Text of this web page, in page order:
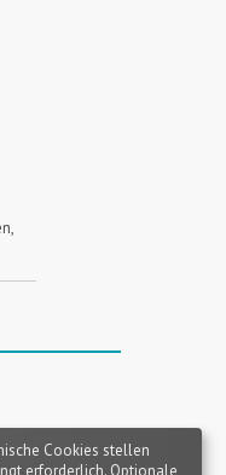
Cookies stellen
erforderlich. Optionale